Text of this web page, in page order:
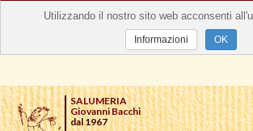
SALUMERIA
Giovanni Bacchi
dal 1967
Utilizzando il nostro sito web acconsenti
Informazioni OK